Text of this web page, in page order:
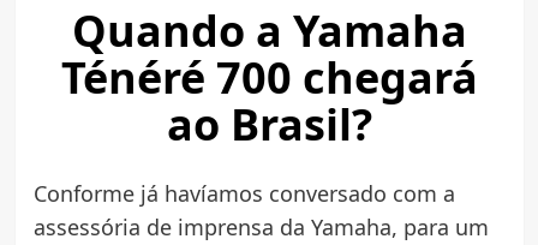
Quando a Yamaha
Ténéré 700 chegará
ao Brasil?
Conforme já havíamos conversado com a
assessória de imprensa da Yamaha, para um